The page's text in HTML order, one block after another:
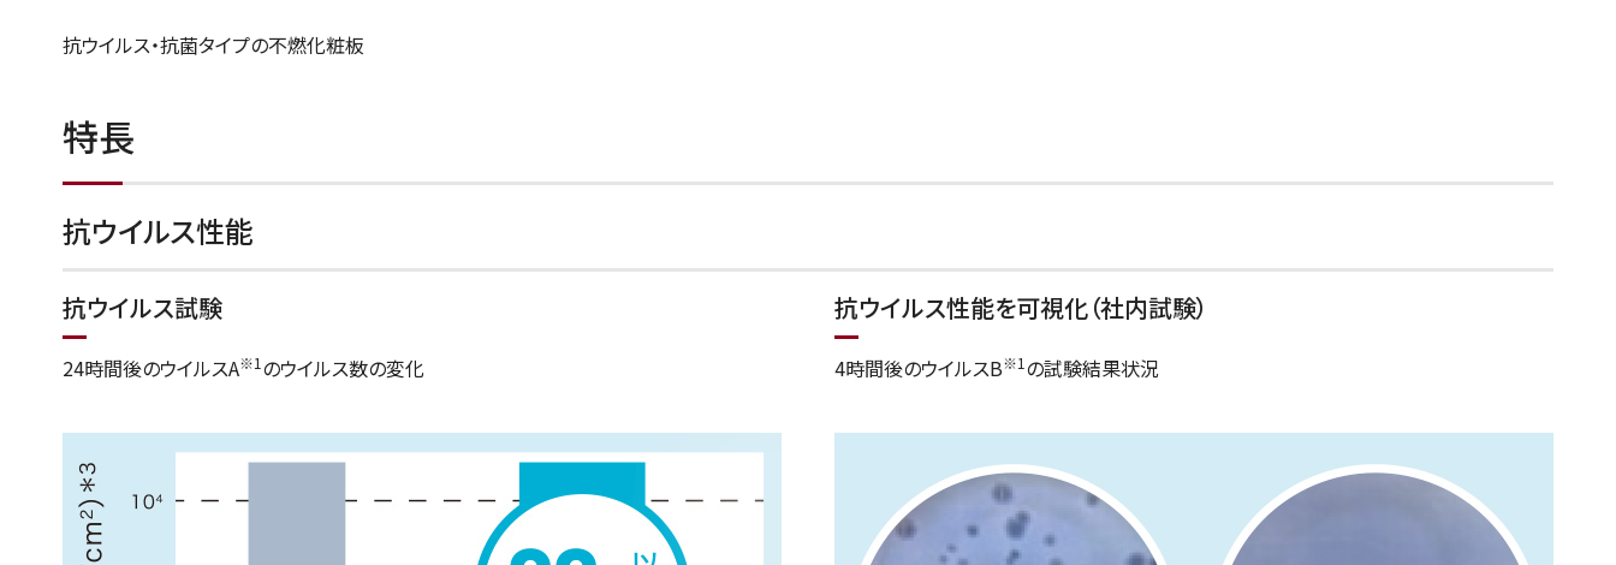
抗ウイルス・抗菌タイプの不燃化粧板
特長
抗ウイルス性能
抗ウイルス試験
24時間後のウイルスA※1 のウイルス数の変化
抗ウイルス性能を可視化（社内試験）
4時間後のウイルスB※1 の試験結果状況